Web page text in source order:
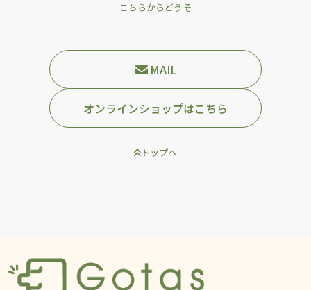
こちらからどうそ
MAIL
オンラインショップはこちら
トップへ